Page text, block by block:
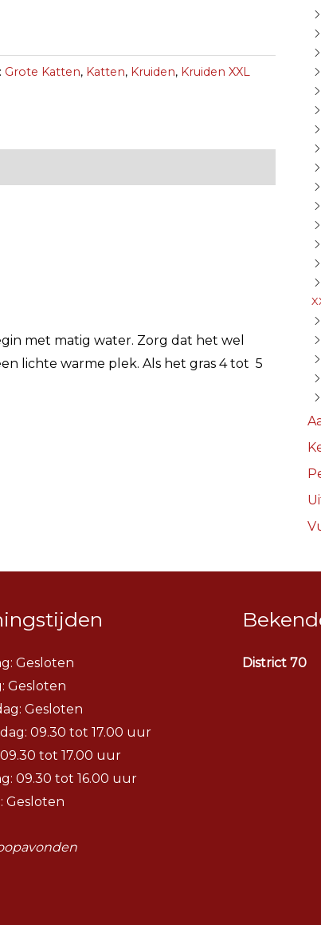
Grote Katten, Katten, Kruiden, Kruiden XXL
met matig water. Zorg dat het wel
lichte warme plek. Als het gras 4 tot 5
Gesloten
Gesloten
Gesloten
09.30 tot 17.00 uur
tot 17.00 uur
09.30 tot 16.00 uur
Gesloten
District 70